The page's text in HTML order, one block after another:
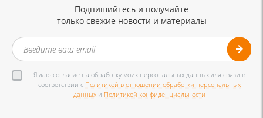
Подпишийтесь и получайте
только свежие новости и материалы
Я даю согласие на обработку моих персональных данных для связи в
соответствии с Политикой в отношении обработки персональных
данных и Политикой конфиденциальности